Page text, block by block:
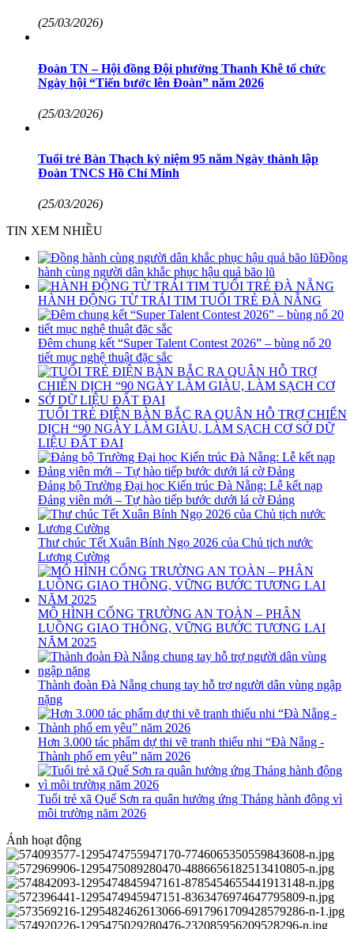
(25/03/2026)
Đoàn TN – Hội đồng Đội phường Thanh Khê tổ chức
Ngày hội “Tiến bước lên Đoàn” năm 2026
(25/03/2026)
Tuổi trẻ Bàn Thạch kỷ niệm 95 năm Ngày thành lập
Đoàn TNCS Hồ Chí Minh
(25/03/2026)
TIN XEM NHIỀU
Đồng
hành cùng người dân khắc phục hậu quả bão lũ
HÀNH ĐỘNG TỪ TRÁI TIM TUỔI TRẺ ĐÀ NẴNG
Đêm chung kết “Super Talent Contest 2026” – bùng nổ 20
tiết mục nghệ thuật đặc sắc
TUỔI TRẺ ĐIỆN BÀN BẮC RA QUÂN HỖ TRỢ CHIẾN
DỊCH “90 NGÀY LÀM GIÀU, LÀM SẠCH CƠ SỞ DỮ
LIỆU ĐẤT ĐAI
Đảng bộ Trường Đại học Kiến trúc Đà Nẵng: Lễ kết nạp
Đảng viên mới – Tự hào tiếp bước dưới lá cờ Đảng
Thư chúc Tết Xuân Bính Ngọ 2026 của Chủ tịch nước
Lương Cường
MÔ HÌNH CỔNG TRƯỜNG AN TOÀN – PHÂN
LUỒNG GIAO THÔNG, VỮNG BƯỚC TƯƠNG LAI
NĂM 2025
Thành đoàn Đà Nẵng chung tay hỗ trợ người dân vùng ngập
nặng
Hơn 3.000 tác phẩm dự thi vẽ tranh thiếu nhi “Đà Nẵng -
Thành phố em yêu” năm 2026
Tuổi trẻ xã Quế Sơn ra quân hưởng ứng Tháng hành động vì
môi trường năm 2026
Ảnh hoạt động